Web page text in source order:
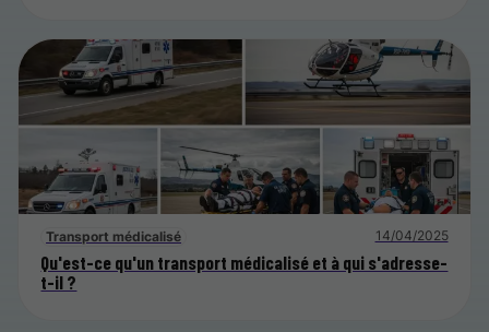
Transport médicalisé 14/04/2025
Qu'est-ce qu'un transport médicalisé et à qui s'adresse-
t-il ?